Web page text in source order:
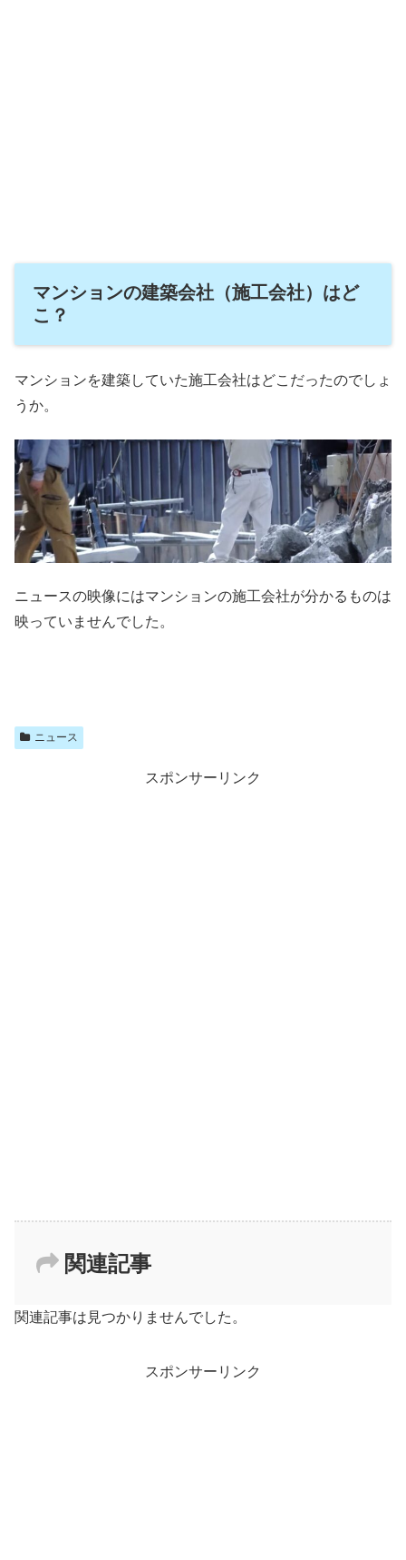
マンションの建築会社（施工会社）はど
こ？
マンションを建築していた施工会社はどこだったのでしょ
うか。
ニュースの映像にはマンションの施工会社が分かるものは
映っていませんでした。
ニュース
スポンサーリンク
関連記事
関連記事は見つかりませんでした。
スポンサーリンク